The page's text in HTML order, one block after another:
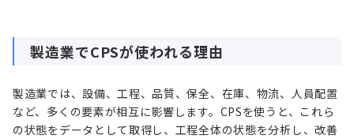
製造業でCPSが使われる理由
製造業では、設備、工程、品質、保全、在庫、物流、人員配置
など、多くの要素が相互に影響します。CPSを使うと、これら
の状態をデータとして取得し、工程全体の状態を分析し、改善